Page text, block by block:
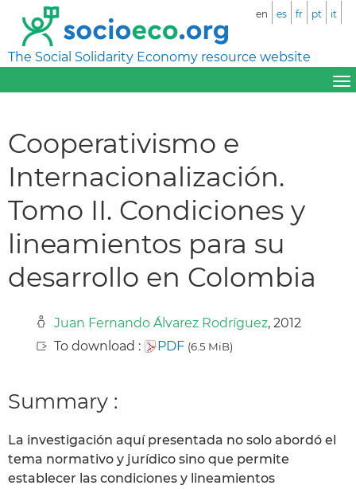
The Social Solidarity Economy resource website
en es fr pt it
Cooperativismo e
Internacionalización.
Tomo II. Condiciones y
lineamientos para su
desarrollo en Colombia
Juan Fernando Álvarez Rodríguez, 2012
To download :
PDF (6.5 MiB)
Summary :
La investigación aquí presentada no solo abordó el
tema normativo y jurídico sino que permite
establecer las condiciones y lineamientos